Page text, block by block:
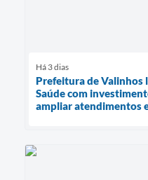
Há 3 dias
Prefeitura de Valinhos
Saúde com
ampliar atendimentos